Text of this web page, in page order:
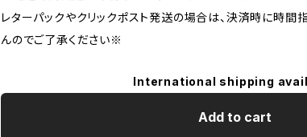
レターパックやクリックポスト発送の場合は、決済時に時間
んのでご了承ください※
International shipping
Add to cart